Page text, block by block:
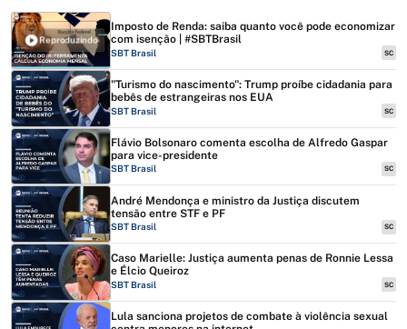
Reproduzindo
Imposto de Renda: saiba quanto você pode economizar
com isenção | #SBTBrasil
SBT Brasil SC
"Turismo do nascimento": Trump proíbe cidadania para
bebês de estrangeiras nos EUA
SBT Brasil SC
Flávio Bolsonaro comenta escolha de Alfredo Gaspar
para vice-presidente
SBT Brasil SC
André Mendonça e ministro da Justiça discutem
tensão entre STF e PF
SBT Brasil SC
Caso Marielle: Justiça aumenta penas de Ronnie Lessa
e Élcio Queiroz
SBT Brasil SC
Lula sanciona projetos de combate à violência sexual